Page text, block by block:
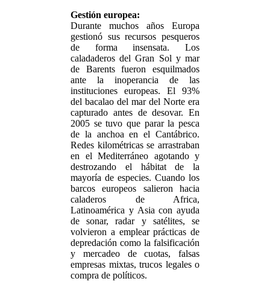
Gestión europea:
Durante muchos años Europa
gestionó sus recursos pesqueros
de forma insensata. Los
caladaderos del Gran Sol y mar
de Barents fueron esquilmados
ante la inoperancia de las
instituciones europeas. El 93%
del bacalao del mar del Norte era
capturado antes de desovar. En
2005 se tuvo que parar la pesca
de la anchoa en el Cantábrico.
Redes kilométricas se arrastraban
en el Mediterráneo agotando y
destrozando el hábitat de la
mayoría de especies. Cuando los
barcos europeos salieron hacia
caladeros de Africa,
Latinoamérica y Asia con ayuda
de sonar, radar y satélites, se
volvieron a emplear prácticas de
depredación como la falsificación
y mercadeo de cuotas, falsas
empresas mixtas, trucos legales o
compra de políticos.